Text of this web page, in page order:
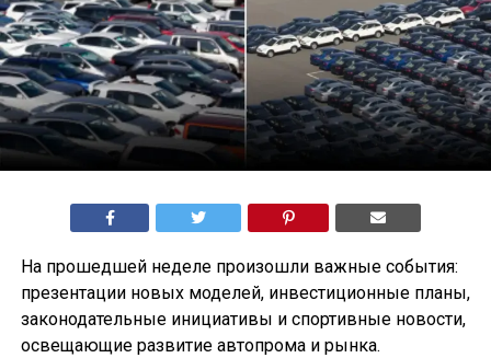
На прошедшей неделе произошли важные события:
презентации новых моделей, инвестиционные планы,
законодательные инициативы и спортивные новости,
освещающие развитие автопрома и рынка.